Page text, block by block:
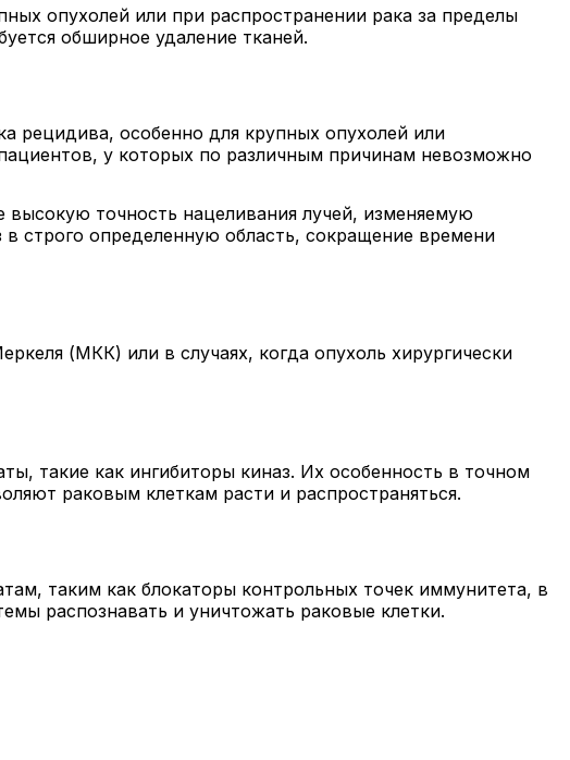
опухолей или при распространении рака за пределы
обширное удаление тканей.
рецидива, особенно для крупных опухолей или
у которых по различным причинам невозможно
точность нацеливания лучей, изменяемую
строго определенную область, сокращение времени
(МКК) или в случаях, когда опухоль хирургически
такие как ингибиторы киназ. Их особенность в точном
раковым клеткам расти и распространяться.
таким как блокаторы контрольных точек иммунитета, в
распознавать и уничтожать раковые клетки.